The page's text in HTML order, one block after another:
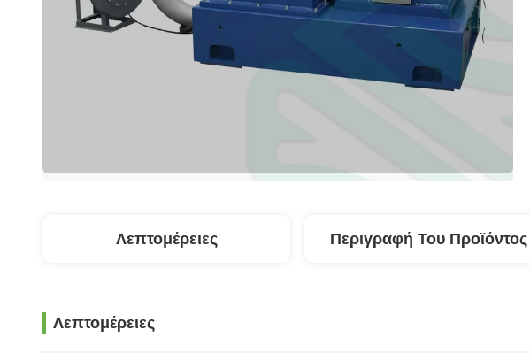
Λεπτομέρειες Περιγραφή Του Προϊόντος
Λεπτομέρειες